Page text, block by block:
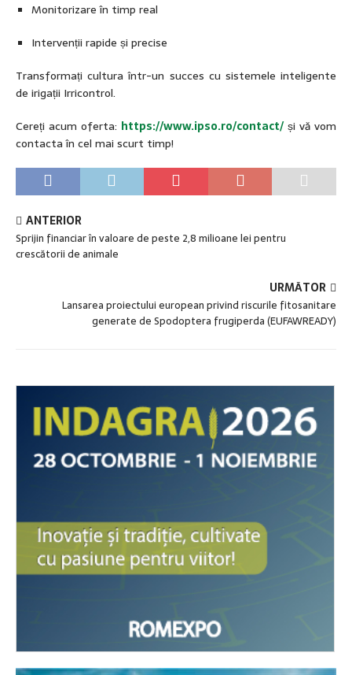
Monitorizare în timp real
Intervenții rapide și precise
Transformați cultura într-un succes cu sistemele inteligente
de irigații Irricontrol.
Cereți acum oferta: https://www.ipso.ro/contact/și vă vom
contacta în cel mai scurt timp!
ANTERIOR
Sprijin financiar în valoare de peste 2,8 milioane lei pentru
crescătorii de animale
URMĂTOR
Lansarea proiectului european privind riscurile fitosanitare
generate de Spodoptera frugiperda (EUFAWREADY)